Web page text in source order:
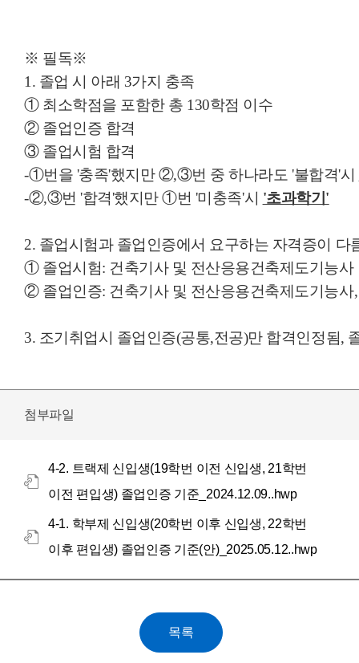
※ 필독※
1. 졸업 시 아래 3가지 충족
① 최소학점을 포함한 총 130학점 이수
② 졸업인증 합격
③ 졸업시험 합격
-①번을 '충족'했지만 ②,③번 중 하나라도 '불합격'시
-②,③번 '합격'했지만 ①번 '미 충족'시 '초과학기'
2. 졸업시험과 졸업인증에서 요구하는 자격증이 다
① 졸업시험: 건축기사 및 전산응용건축제도기능사
② 졸업인증: 건축기사 및 전산응용건축제도기능
3. 조기취업시 졸업인증(공통,전공)만 합격인정됨,
첨부파일
4-2. 트랙제 신입생(19학번 이전 신입생, 21학번
이전 편입생) 졸업인증 기준_2024.12.09..hwp
4-1. 학부제 신입생(20학번 이후 신입생, 22학번
이후 편입생) 졸업인증 기준(안)_2025.05.12..hwp